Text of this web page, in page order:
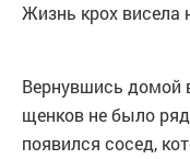
Жизнь крох висела
Вернувшись домой
щенков не было
появился сосед,